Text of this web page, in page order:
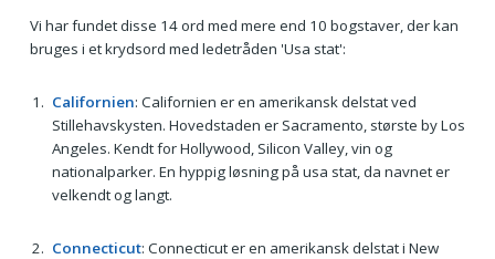
Vi har fundet disse 14 ord med mere end 10 bogstaver, der kan
bruges i et krydsord med ledetråden 'Usa stat':
Californien: Californien er en amerikansk delstat ved
Stillehavskysten. Hovedstaden er Sacramento, største by Los
Angeles. Kendt for Hollywood, Silicon Valley, vin og
nationalparker. En hyppig løsning på usa stat, da navnet er
velkendt og langt.
Connecticut: Connecticut er en amerikansk delstat i New